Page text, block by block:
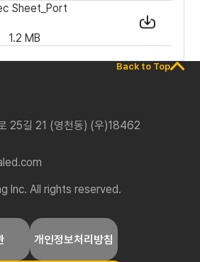
Sheet_Port
1.2 MB
Back to Top
25길 21 (영천동) (우)18462
Inc. All rights reserved.
개인정보처리방침